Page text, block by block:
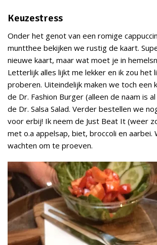
Keuzestress
Onder het genot van een romige
muntthee bekijken we rustig de kaart.
nieuwe kaart, maar wat moet je in
Letterlijk alles lijkt me lekker en ik zou het
proberen. Uiteindelijk maken we toch een
de Dr. Fashion Burger (alleen de naam is
de Dr. Salsa Salad. Verder bestellen we
voor erbij! Ik neem de Just Beat It (weer
met o.a appelsap, biet, broccoli en aarbei.
wachten om te proeven.